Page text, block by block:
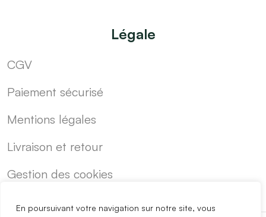
En poursuivant votre navigation sur notre site, vous
Légale
CGV
Paiement sécurisé
Mentions légales
Livraison et retour
Gestion des cookies